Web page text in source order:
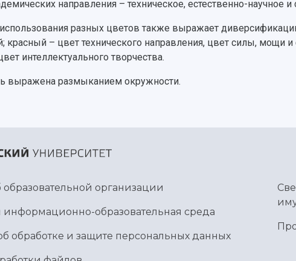
направления – техническое, естественно-научное и
разных цветов также выражает
красный – цвет технического направления, цвет силы, мощи
интеллектуального творчества.
выражена размыканием окружности.
организации
информационно-образовательная среда
обработке и защите персональных данных